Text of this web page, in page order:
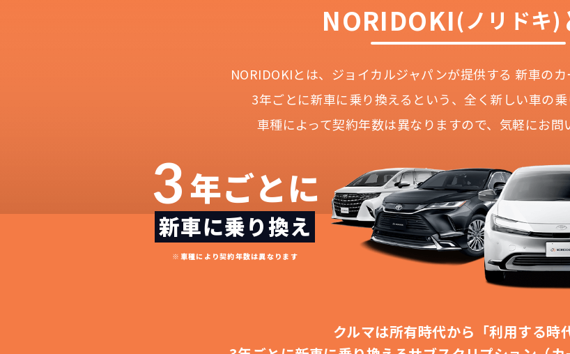
NORIDOKI(ノリドキ)
NORIDOKIとは、ジョイカルジャパンが提供する 新車のカ
3年ごとに新車に乗り換えるという、全く新しい車の乗
車種によって契約年数は異なりますので、 気軽にお問
3年ごとに
新車に乗り換え
※車種により契約年数は異なります
クルマは所有時代から「利用する時
どこよりも安くご契約いただ
NORIDOKIは高残価設定を実現！
頭金不要で超低価格！ 憧れのクルマが手軽に
短期間だから安心！
NORIDOKIなら短期リースでも安いん
常に新車なので故障の心配がありませんし、急なライフスタイ
月々定額料金で安心
NORIDOKIなら頭金・ボーナス払い・諸経費・税
月々「定額料金」をお支払いいただくだけでご利